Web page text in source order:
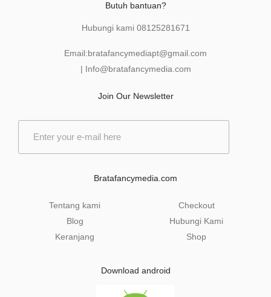
Butuh bantuan?
Hubungi kami 08125281671
Email:bratafancymediapt@gmail.com
| Info@bratafancymedia.com
Join Our Newsletter
Bratafancymedia.com
Tentang kami
Blog
Keranjang
Checkout
Hubungi Kami
Shop
Download android